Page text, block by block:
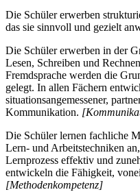
Die Schüler erwerben
das sie sinnvoll und gezielt
Die Schüler erwerben in der
Lesen, Schreiben und
Fremdsprache werden die
gelegt. In allen Fächern
situationsangemessener,
Kommunikation.
Die Schüler lernen fachliche
Lern- und Arbeitstechniken
Lernprozess effektiv und
entwickeln die Fähigkeit,
[Methodenkompetenz]